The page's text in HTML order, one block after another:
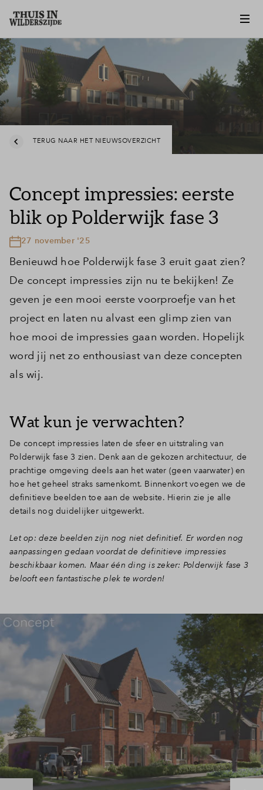
Inloggen
TERUG NAAR HET NIEUWSOVERZICHT
Concept impressies: eerste
blik op Polderwijk fase 3
27 november '25
Benieuwd hoe Polderwijk fase 3 eruit gaat zien?
De concept impressies zijn nu te bekijken! Ze
geven je een mooi eerste voorproefje van het
project en laten nu alvast een glimp zien van
hoe mooi de impressies gaan worden. Hopelijk
word jij net zo enthousiast van deze concepten
als wij.
Wat kun je verwachten?
De concept impressies laten de sfeer en uitstraling van
Polderwijk fase 3 zien. Denk aan de gekozen architectuur, de
prachtige omgeving deels aan het water (geen vaarwater) en
hoe het geheel straks samenkomt. Binnenkort voegen we de
definitieve beelden toe aan de website. Hierin zie je alle
details nog duidelijker uitgewerkt.
Let op: deze beelden zijn nog niet definitief. Er worden nog
aanpassingen gedaan voordat de definitieve impressies
beschikbaar komen. Maar één ding is zeker: Polderwijk fase 3
belooft een fantastische plek te worden!